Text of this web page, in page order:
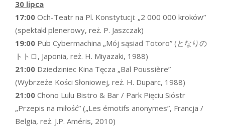
30 lipca
17:00 Och-Teatr na Pl. Konstytucji: „2 000 000 kroków”
(spektakl plenerowy, reż. P. Jaszczak)
19:00 Pub Cybermachina „Mój sąsiad Totoro” (となりの
トトロ, Japonia, reż. H. Miyazaki, 1988)
21:00 Dziedziniec Kina Tęcza „Bal Poussière”
(Wybrzeże Kości Słoniowej, reż. H. Duparc, 1988)
21:00 Chono Lulu Bistro & Bar / Park Pięciu Sióstr
„Przepis na miłość” („Les émotifs anonymes”, Francja /
Belgia, reż. J.P. Améris, 2010)